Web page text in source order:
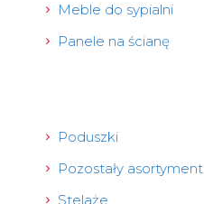
Meble do sypialni
Panele na ścianę
Poduszki
Pozostały asortyment
Stelaże